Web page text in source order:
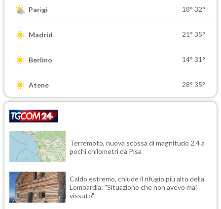
Parigi 18° 32°
Madrid 21° 35°
Berlino 14° 31°
Atene 28° 35°
Terremoto, nuova scossa di magnitudo 2.4 a
pochi chilometri da Pisa
Caldo estremo, chiude il rifugio più alto della
Lombardia: "Situazione che non avevo mai
vissuto"